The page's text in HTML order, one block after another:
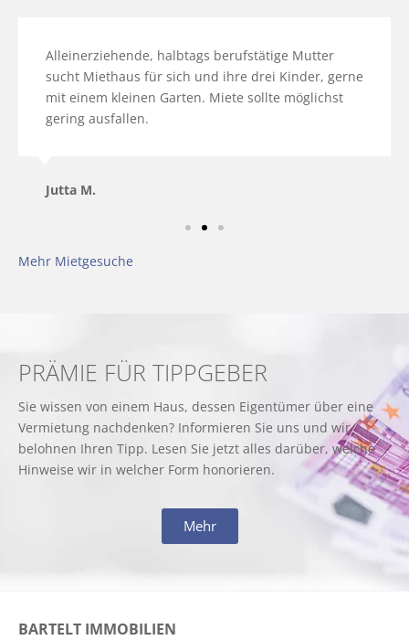
Alleinerziehende, halbtags berufstätige Mutter
sucht Miethaus für sich und ihre drei Kinder, gerne
mit einem kleinen Garten. Miete sollte möglichst
gering ausfallen.
Jutta M.
Mehr Mietgesuche
PRÄMIE FÜR TIPPGEBER
Sie wissen von einem Haus, dessen Eigentümer über eine
Vermietung nachdenken? Informieren Sie uns und wir
belohnen Ihren Tipp. Lesen Sie jetzt alles darüber, welche
Hinweise wir in welcher Form honorieren.
Mehr
BARTELT IMMOBILIEN